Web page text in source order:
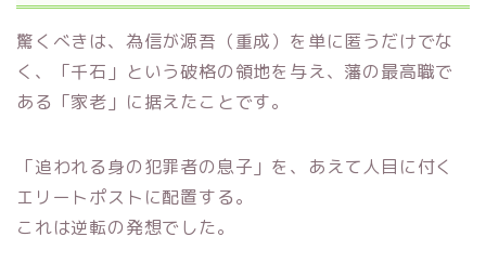
驚くべきは、為信が源吾（重成）を単に匿うだけでな
く、「千石」という破格の領地を与え、藩の最高職で
ある「家老」に据えたことです。
「追われる身の犯罪者の息子」を、あえて人目に付く
エリートポストに配置する。
これは逆転の発想でした。